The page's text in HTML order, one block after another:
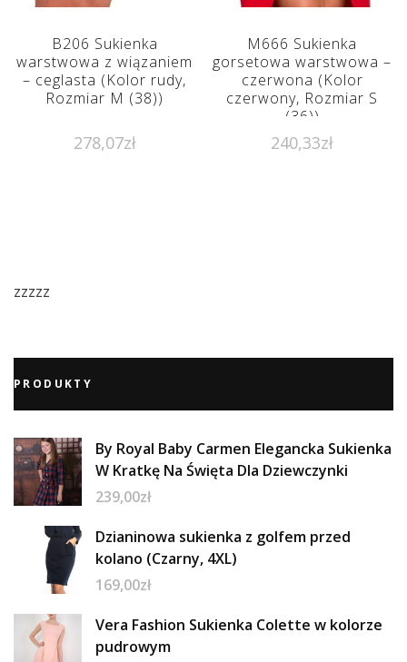
B206 Sukienka
warstwowa z wiązaniem
– ceglasta (Kolor rudy,
Rozmiar M (38))
278,07zł
M666 Sukienka
gorsetowa warstwowa –
czerwona (Kolor
czerwony, Rozmiar S
(36))
240,33zł
zzzzz
PRODUKTY
By Royal Baby Carmen Elegancka Sukienka
W Kratkę Na Święta Dla Dziewczynki
239,00zł
Dzianinowa sukienka z golfem przed
kolano (Czarny, 4XL)
169,00zł
Vera Fashion Sukienka Colette w kolorze
pudrowym